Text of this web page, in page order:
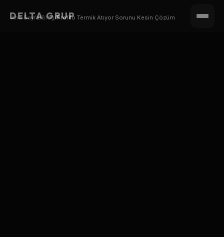
DELTA GRUP
Ana Sayfa/Blog/Profilo Termik Atıyor Sorunu Kesin Çözüm